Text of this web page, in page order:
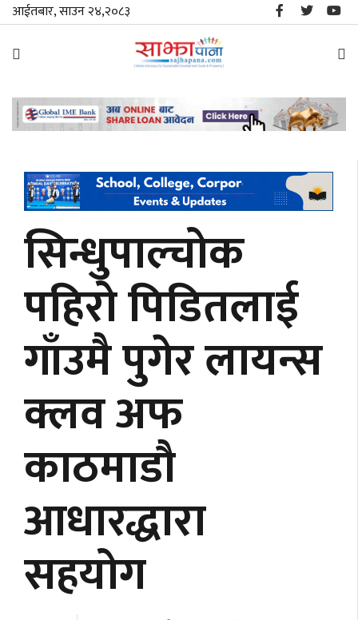
आईतबार, साउन २४,२०८३
समाचार
स्थानीय
राजनीति
जीवनशैली
मनोरञ्जन/
साहित्य
अर्थ
अन्तरवार्ता
बहस
सिन्धुपाल्चोक
पहिरो पिडितलाई
गाँउमै पुगेर लायन्स
क्लव अफ
काठमाडौ
आधारद्धारा
सहयोग